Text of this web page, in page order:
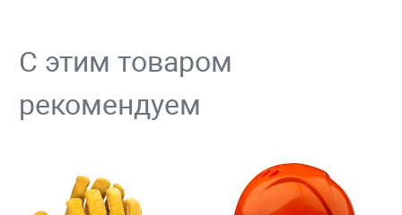
С этим товаром
рекомендуем